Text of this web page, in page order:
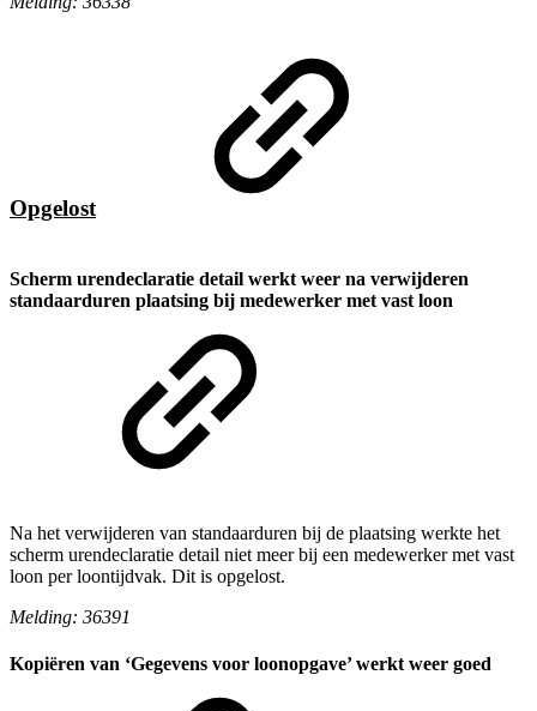
Opgelost
Scherm urendeclaratie detail werkt weer na verwijderen
standaarduren plaatsing bij medewerker met vast loon
Na het verwijderen van standaarduren bij de plaatsing werkte het
scherm urendeclaratie detail niet meer bij een medewerker met vast
loon per loontijdvak. Dit is opgelost.
Melding: 36391
Kopiëren van ‘Gegevens voor loonopgave’ werkt weer goed